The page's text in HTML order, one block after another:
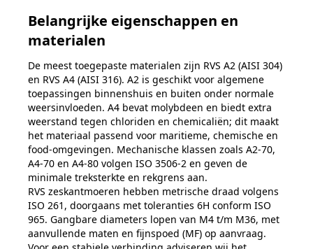
Belangrijke eigenschappen en
materialen
De meest toegepaste materialen zijn RVS A2 (AISI 304)
en RVS A4 (AISI 316). A2 is geschikt voor algemene
toepassingen binnenshuis en buiten onder normale
weersinvloeden. A4 bevat molybdeen en biedt extra
weerstand tegen chloriden en chemicaliën; dit maakt
het materiaal passend voor maritieme, chemische en
food-omgevingen. Mechanische klassen zoals A2‑70,
A4‑70 en A4‑80 volgen ISO 3506‑2 en geven de
minimale treksterkte en rekgrens aan.
RVS zeskantmoeren hebben metrische draad volgens
ISO 261, doorgaans met toleranties 6H conform ISO
965. Gangbare diameters lopen van M4 t/m M36, met
aanvullende maten en fijnspoed (MF) op aanvraag.